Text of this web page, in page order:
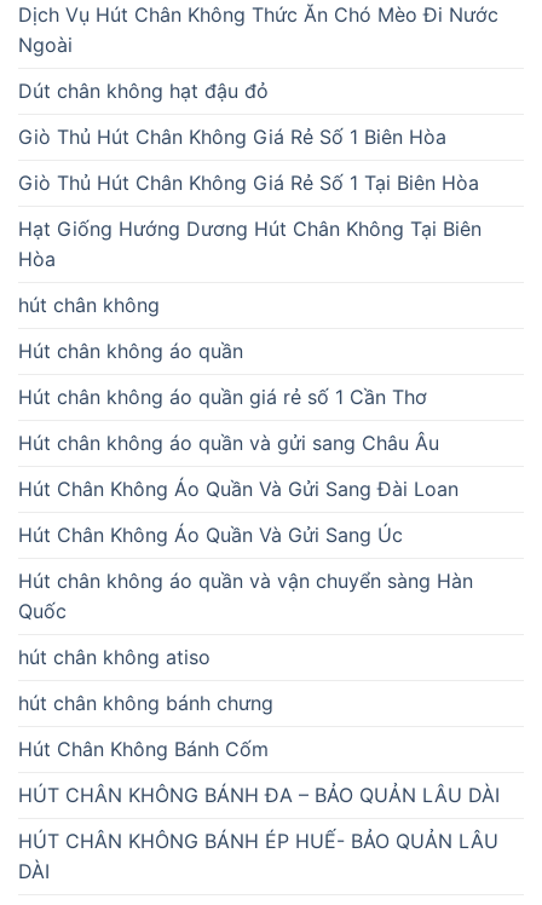
Dịch Vụ Hút Chân Không Thức Ăn Chó Mèo Đi Nước
Ngoài
Dút chân không hạt đậu đỏ
Giò Thủ Hút Chân Không Giá Rẻ Số 1 Biên Hòa
Giò Thủ Hút Chân Không Giá Rẻ Số 1 Tại Biên Hòa
Hạt Giống Hướng Dương Hút Chân Không Tại Biên
Hòa
hút chân không
Hút chân không áo quần
Hút chân không áo quần giá rẻ số 1 Cần Thơ
Hút chân không áo quần và gửi sang Châu Âu
Hút Chân Không Áo Quần Và Gửi Sang Đài Loan
Hút Chân Không Áo Quần Và Gửi Sang Úc
Hút chân không áo quần và vận chuyển sàng Hàn
Quốc
hút chân không atiso
hút chân không bánh chưng
Hút Chân Không Bánh Cốm
HÚT CHÂN KHÔNG BÁNH ĐA – BẢO QUẢN LÂU DÀI
HÚT CHÂN KHÔNG BÁNH ÉP HUẾ- BẢO QUẢN LÂU
DÀI